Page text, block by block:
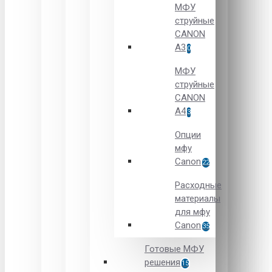
МФУ
струйные
CANON
А3 0
МФУ
струйные
CANON
А4 3
Опции
мфу
Canon 22
Расходные
материалы
для мфу
Canon 35
Готовые МФУ
решения 15